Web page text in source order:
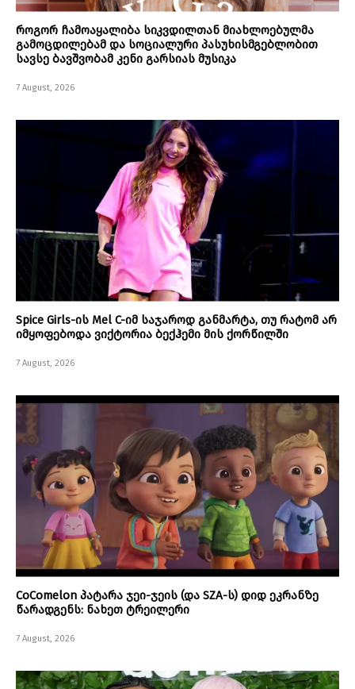
როგორ ჩამოაყალიბა სიკვდილთან მიახლოებულმა
გამოცდილებამ და სოციალური პასუხისმგებლობით
სავსე ბავშვობამ კენი გარსიას მუსიკა
7 August, 2026
Spice Girls-ის Mel C-იმ საჯაროდ განმარტა, თუ რატომ არ
იმყოფებოდა ვიქტორია ბექჰემი მის ქორწილში
7 August, 2026
CoComelon პატარა ჯეი-ჯეის (და SZA-ს) დიდ ეკრანზე
წარადგენს: ნახეთ ტრეილერი
7 August, 2026